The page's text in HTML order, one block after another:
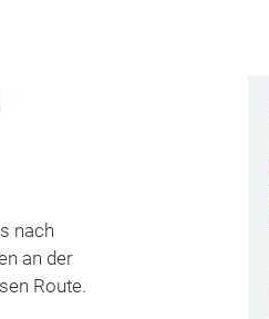
nach
an der
Route.